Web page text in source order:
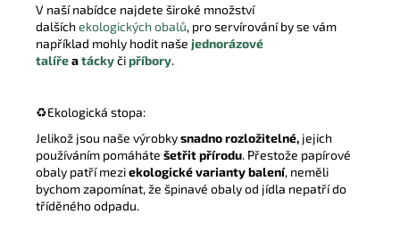
V naší nabídce najdete široké množství
dalších ekologických obalů, pro servírování by se vám
například mohly hodit naše jednorázové
talířeatáckyčipříbory.
♻️Ekologická stopa:
Jelikož jsou naše výrobkysnadno rozložitelné, jejich
používáním pomáháte šetřit přírodu. Přestože papírové
obaly patří meziekologické varianty balení, neměli
bychom zapomínat, že špinavé obaly od jídla nepatří do
tříděného odpadu.